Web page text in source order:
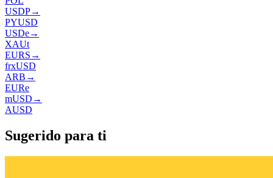
USDP→
PYUSD
USDe→
XAUt
EURS →
frxUSD
ARB →
EURe
mUSD →
AUSD
Sugerido para ti